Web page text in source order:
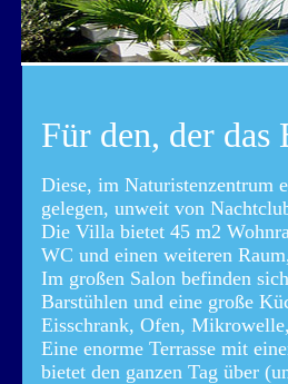
Für den, der das
Diese, im Naturistenzentrum
gelegen, unweit von
Die Villa bietet 45 m2
WC und einen weiteren
Im großen Salon befinden
Barstühlen und eine große
Eisschrank, Ofen,
Eine enorme Terrasse mit
bietet den ganzen Tag über